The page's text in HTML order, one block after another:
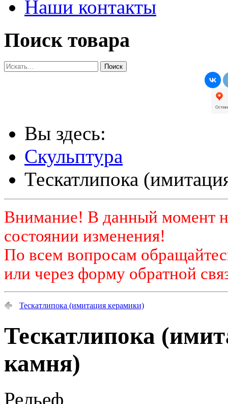
Наши контакты
Поиск товара
Вы здесь:
Скульптура
Тескатлипока
Внимание! В данный момент
состоянии изменения!
По всем вопросам
или через форму обратной
Тескатлипока (имитация керамики)
Тескатлипока
камня)
Рельеф